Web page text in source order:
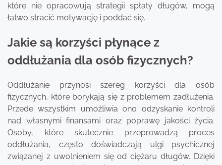
które nie opracowują strategii spłaty długów, mogą
łatwo stracić motywację i poddać się.
Jakie są korzyści płynące z
oddłużania dla osób fizycznych?
Oddłużanie przynosi szereg korzyści dla osób
fizycznych, które borykają się z problemem zadłużenia.
Przede wszystkim umożliwia ono odzyskanie kontroli
nad własnymi finansami oraz poprawę jakości życia.
Osoby, które skutecznie przeprowadzą proces
oddłużania, często doświadczają ulgi psychicznej
związanej z uwolnieniem się od ciężaru długów. Dzięki